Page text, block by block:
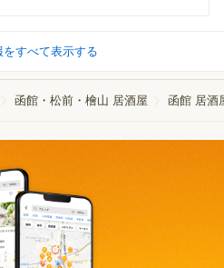
をすべて表示する
函館・松前・檜山 居酒屋 函館 居酒